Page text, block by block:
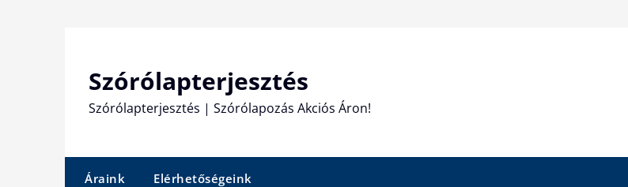
Szórólapterjesztés
Szórólapterjesztés | Szórólapozás Akciós Áron!
Áraink Elérhetőségeink